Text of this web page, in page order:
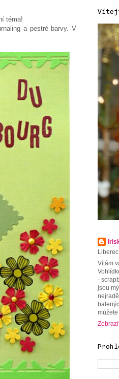
téma!
a pestré barvy. V
Vítám
-
jsou